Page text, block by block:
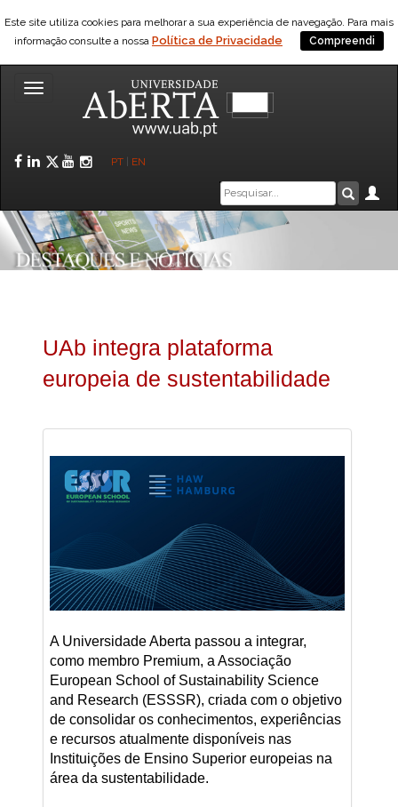
Este site utiliza cookies para melhorar a sua experiência de navegação. Para mais
informação consulte a nossa Política de Privacidade Compreendi
Toggle
Facebook
LinkedIn
Twitter
YouTube
Instagram
PT EN
Caixa
de
pesquisa
UAb integra plataforma
europeia de sustentabilidade
A Universidade Aberta passou a integrar,
como membro Premium, a Associação
European School of Sustainability Science
and Research (ESSSR), criada com o objetivo
de consolidar os conhecimentos, experiências
e recursos atualmente disponíveis nas
Instituições de Ensino Superior europeias na
área da sustentabilidade.